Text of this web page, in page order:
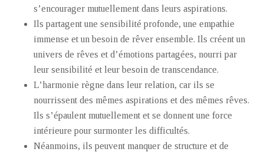
s’encourager mutuellement dans leurs aspirations.
Ils partagent une sensibilité profonde, une empathie
immense et un besoin de rêver ensemble. Ils créent un
univers de rêves et d’émotions partagées, nourri par
leur sensibilité et leur besoin de transcendance.
L’harmonie règne dans leur relation, car ils se
nourrissent des mêmes aspirations et des mêmes rêves.
Ils s’épaulent mutuellement et se donnent une force
intérieure pour surmonter les difficultés.
Néanmoins, ils peuvent manquer de structure et de